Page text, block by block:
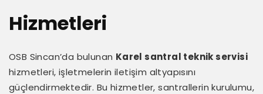
Hizmetleri
OSB Sincan’da bulunan Karel santral teknik servisi
hizmetleri, işletmelerin iletişim altyapısını
güçlendirmektedir. Bu hizmetler, santrallerin kurulumu,